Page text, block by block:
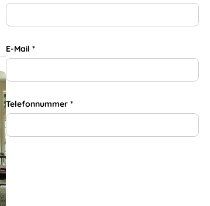
E-Mail *
Telefonnummer *